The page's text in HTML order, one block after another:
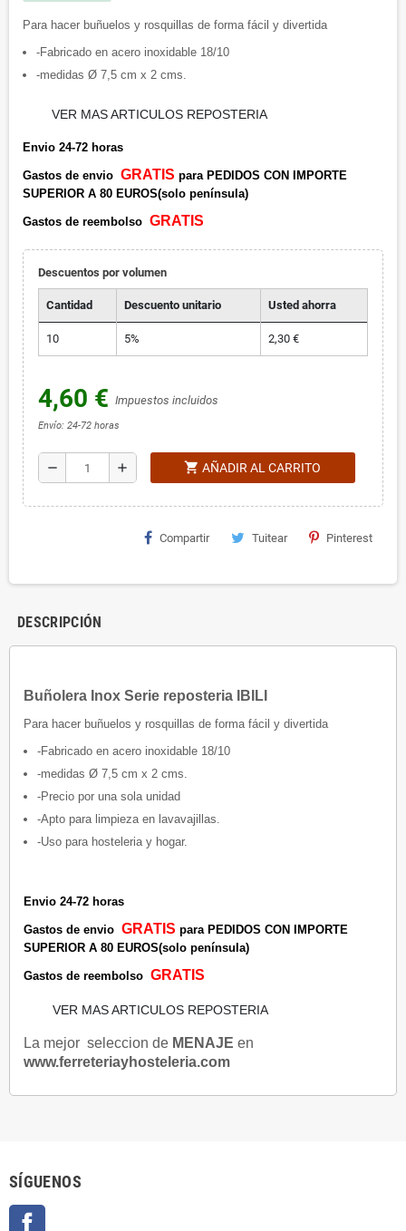
Para hacer buñuelos y rosquillas de forma fácil y divertida
-Fabricado en acero inoxidable 18/10
-medidas Ø 7,5 cm x 2 cms.
VER MAS ARTICULOS REPOSTERIA
Envio 24-72 horas
Gastos de envio GRATIS para PEDIDOS CON IMPORTE
SUPERIOR A 80 EUROS(solo península)
Gastos de reembolso GRATIS
Descuentos por volumen
Cantidad Descuento unitario Usted ahorra
10 5% 2,30 €
4,60 € Impuestos incluidos
Envío: 24-72 horas
remove add shopping_cart AÑADIR AL CARRITO
Compartir Tuitear Pinterest
DESCRIPCIÓN
Buñolera Inox Serie reposteria IBILI
Para hacer buñuelos y rosquillas de forma fácil y divertida
-Fabricado en acero inoxidable 18/10
-medidas Ø 7,5 cm x 2 cms.
-Precio por una sola unidad
-Apto para limpieza en lavavajillas.
-Uso para hosteleria y hogar.
Envio 24-72 horas
Gastos de envio GRATIS para PEDIDOS CON IMPORTE
SUPERIOR A 80 EUROS(solo península)
Gastos de reembolso GRATIS
VER MAS ARTICULOS REPOSTERIA
La mejor seleccion de MENAJE en
www.ferreteriayhosteleria.com
SÍGUENOS